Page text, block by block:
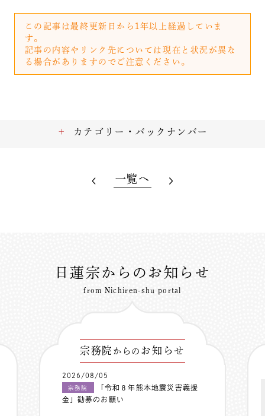
この記事は最終更新日から1年以上経過していま
す。
記事の内容やリンク先については現在と状況が異な
る場合がありますのでご注意ください。
カテゴリー・バックナンバー
一覧へ
日蓮宗からのお知らせ
from Nichiren-shu portal
宗務院 からの お知らせ
2026/08/05
宗務院
「令和８年熊本地震災害義援
金」勧募のお願い